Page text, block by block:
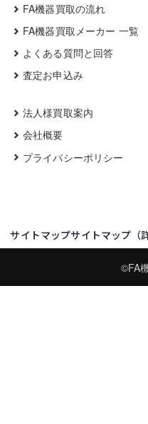
FA機器買取の流れ
FA機器買取メーカー 一覧
よくある質問と回答
査定お申込み
法人様買取案内
会社概要
プライバシーポリシー
サイトマップサイトマップ（
©FA